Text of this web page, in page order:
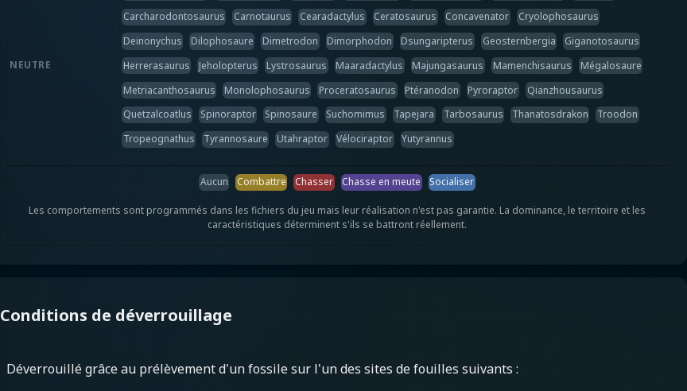
NEUTRE
Carcharodontosaurus
Carnotaurus Cearadactylus Ceratosaurus Concavenator
Cryolophosaurus
Deinonychus
Dilophosaure Dimetrodon Dimorphodon Dsungaripterus Geosternbergia
Giganotosaurus
Herrerasaurus
Jeholopterus Lystrosaurus Maaradactylus Majungasaurus Mamenchisaurus
Mégalosaure
Metriacanthosaurus
Monolophosaurus Proceratosaurus Ptéranodon Pyroraptor
Qianzhousaurus
Quetzalcoatlus
Spinoraptor Spinosaure Suchomimus Tapejara Tarbosaurus Thanatosdrakon
Troodon
Tropeognathus
Tyrannosaure Utahraptor Vélociraptor Yutyrannus
Aucun Combattre Chasser Chasse en meute Socialiser
Les comportements sont programmés dans les fichiers du jeu mais leur réalisation n'est pas garantie. La dominance, le territoire et les
caractéristiques déterminent s'ils se battront réellement.
Conditions de déverrouillage
Déverrouillé grâce au prélèvement d'un fossile sur l'un des sites de fouilles suivants :